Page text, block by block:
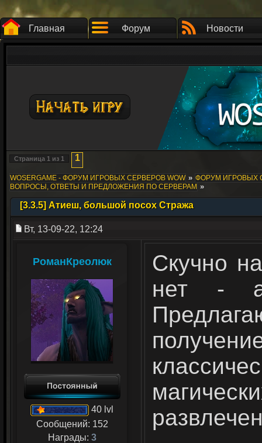
Главная Форум Новости
Страница 1 из 1 1
WOSERGAME - ФОРУМ ИГРОВЫХ СЕРВЕРОВ WOW » ФОРУМ ИГРОВЫХ
ВОПРОСЫ, ОТВЕТЫ И ПРЕДЛОЖЕНИЯ ПО СЕРВЕРАМ »
[3.3.5] Атиеш, большой посох Стража
Вт, 13-09-22, 12:24
РоманКреолюк
40 lvl
Сообщений: 152
Награды: 3
Скучно
нет - а